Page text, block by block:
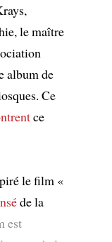
le maître
album de
Ce
ce
le film «
de la
est